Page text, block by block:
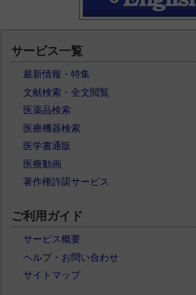
サービス一覧
最新情報・特集
文献検索・全文閲覧
医薬品検索
医療機器検索
医学書通販
医療動画
著作権許諾サービス
ご利用ガイド
サービス概要
ヘルプ・お問い合わせ
サイトマップ